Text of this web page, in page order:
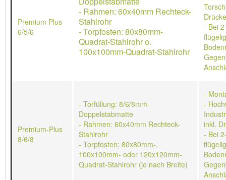
Premium Plus
6/5/6
- Rahmen: 60x40mm Rechteck-
Stahlrohr
- Torpfosten: 80x80mm-
Quadrat-Stahlrohr o.
100x100mm-Quadrat-Stahlrohr
- Bei
Premium-Plus
8/6/8
- Torfüllung: 8/6/8mm-
Doppelstabmatte
- Rahmen: 60x40mm Rechteck-
Stahlrohr
- Torpfosten: 80x80mm-,
100x100mm- oder 120x120mm-
Quadrat-Stahlrohr (je nach Breite)
-
-
inkl.
- Bei